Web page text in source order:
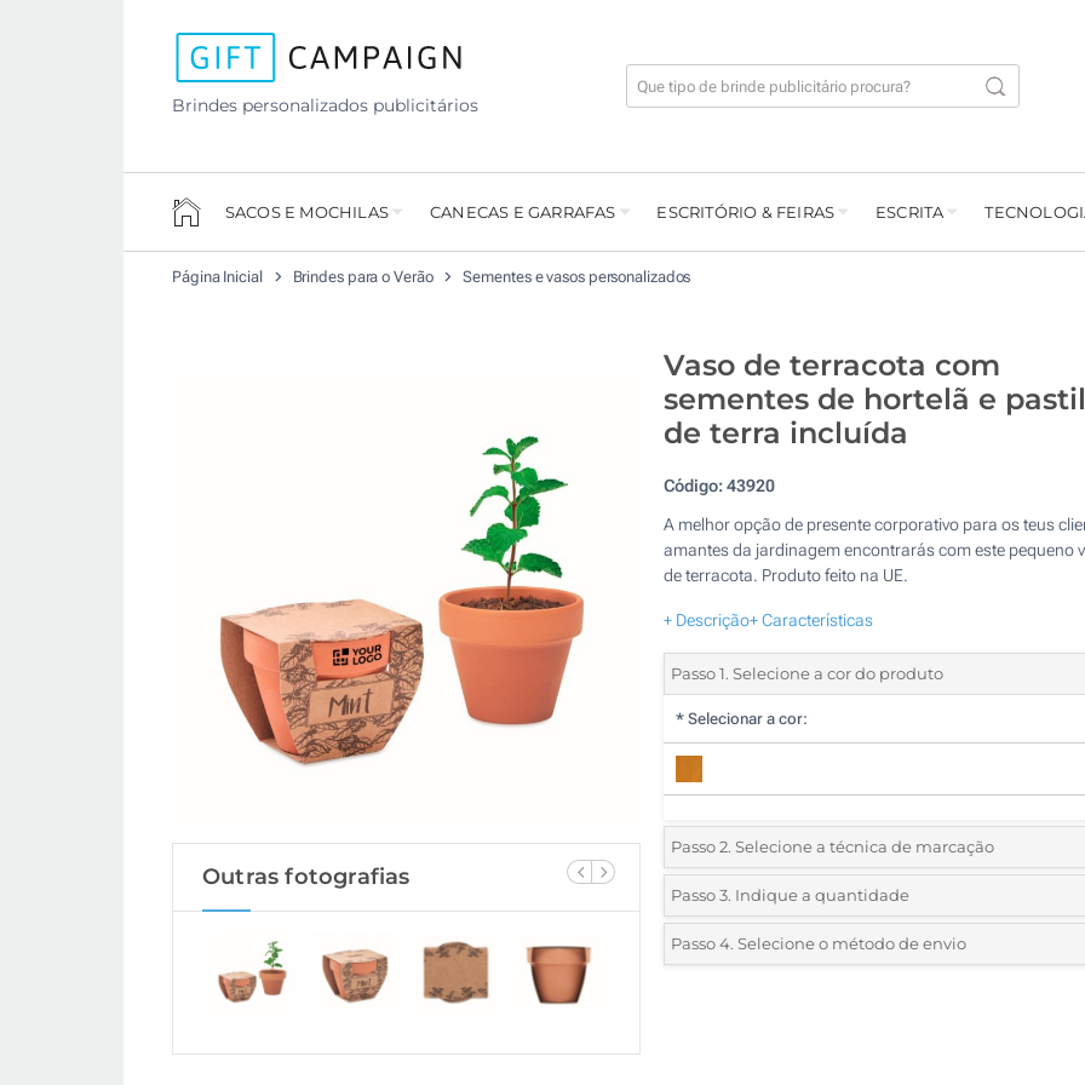
Brindes personalizados publicitários
SACOS E MOCHILAS CANECAS E GARRAFAS ESCRITÓRIO & FEIRAS ESCRITA
Página Inicial Brindes para o Verão Sementes e vasos personalizados
Outras fotografias
Vaso de terracota com
sementes de hortelã e
de terra incluída
Código:43920
A melhor opção de presente corporativo para os teus
amantes da jardinagem encontrarás com este pequeno
de terracota. Produto feito na UE.
+ Descrição+ Características
Passo 1. Selecione a cor do produto
* Selecionar a cor:
Passo 2. Selecione a técnica de marcação
*Selecione o tipo de marcação e as cores do logotipo:
1 Cor (Num lado)
Passo 3. Indique a quantidade
*Quantidade mínima:25
Passo 4. Selecione o método de envio